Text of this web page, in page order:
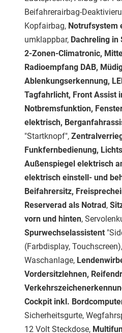
Beifahrerairbag-
Kopfairbag, Notrufsystem
umklappbar, Dachreling
2-Zonen-Climatronic,
Radioempfang DAB,
Ablenkungserkennung,
Tagfahrlicht, Front Assist
Notbremsfunktion,
elektrisch,
"Startknopf",
Funkfernbedienung,
Außenspiegel elektrisch
elektrisch einstell- und
Beifahrersitz,
Reserverad als Notrad ,
vorn und hinten,
Spurwechselassistent
(Farbdisplay,
Waschanlage,
Vordersitzlehnen,
Cockpit inkl.
Sicherheitsgurte,
12 Volt Steckdose,